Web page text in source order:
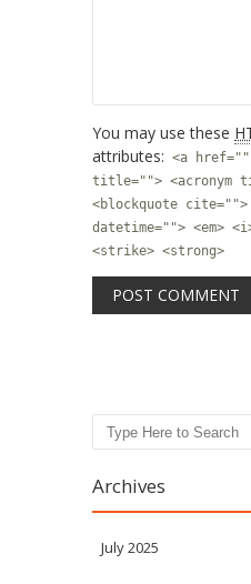
You may use these
attributes: <a
title=""> <acronym
<blockquote
datetime=""> <em>
<strike> <strong>
Search
Archives
July 2025